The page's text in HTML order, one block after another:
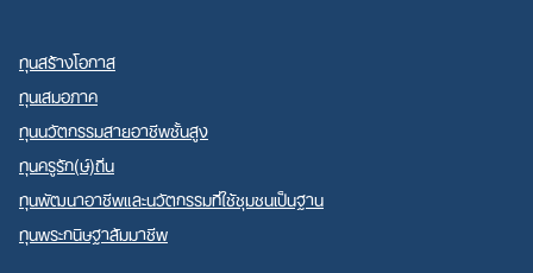
ทุนสร้างโอกาส
ทุนเสมอภาค
ทุนนวัตกรรมสายอาชีพชั้นสูง
ทุนครูรัก(ษ์)ถิ่น
ทุนพัฒนาอาชีพและนวัตกรรมที่ใช้ชุมชนเป็นฐาน
ทุนพระกนิษฐาสัมมาชีพ